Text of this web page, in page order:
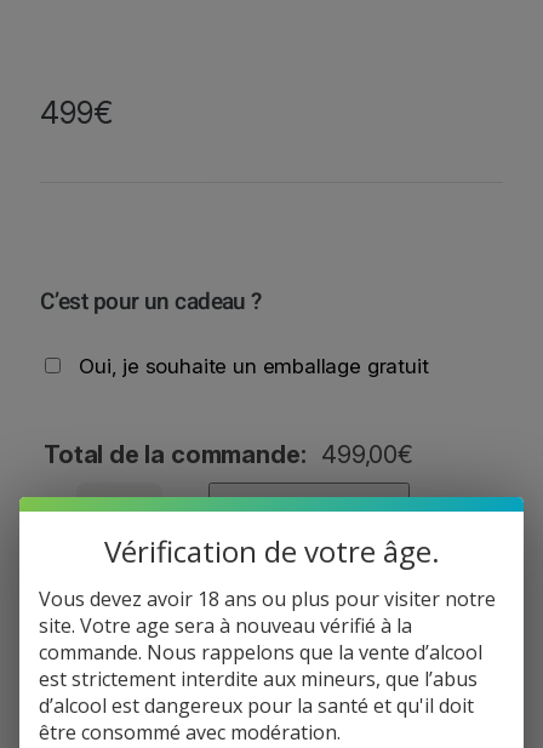
499€
C’est pour un cadeau ?
Oui, je souhaite un emballage gratuit
Total de la commande: 499,00€
q
t
i
t
é
d
e
− + Ajouter au panier
Informations de paiement
Informations de livraison
Politique de réclamation
Vérification de votre âge.
Vous devez avoir 18 ans ou plus pour visiter notre
site. Votre age sera à nouveau vérifié à la
commande. Nous rappelons que la vente d’alcool
est strictement interdite aux mineurs, que l’abus
d’alcool est dangereux pour la santé et qu'il doit
être consommé avec modération.